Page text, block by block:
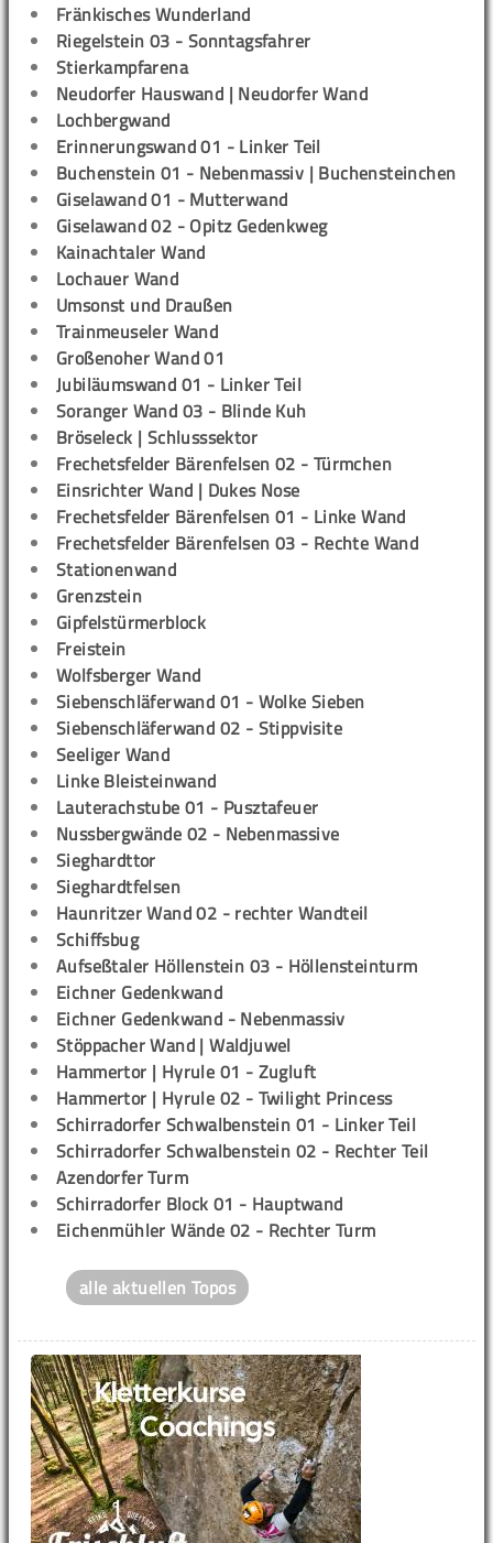
Fränkisches Wunderland
Riegelstein 03 - Sonntagsfahrer
Stierkampfarena
Neudorfer Hauswand | Neudorfer Wand
Lochbergwand
Erinnerungswand 01 - Linker Teil
Buchenstein 01 - Nebenmassiv | Buchensteinchen
Giselawand 01 - Mutterwand
Giselawand 02 - Opitz Gedenkweg
Kainachtaler Wand
Lochauer Wand
Umsonst und Draußen
Trainmeuseler Wand
Großenoher Wand 01
Jubiläumswand 01 - Linker Teil
Soranger Wand 03 - Blinde Kuh
Bröseleck | Schlusssektor
Frechetsfelder Bärenfelsen 02 - Türmchen
Einsrichter Wand | Dukes Nose
Frechetsfelder Bärenfelsen 01 - Linke Wand
Frechetsfelder Bärenfelsen 03 - Rechte Wand
Stationenwand
Grenzstein
Gipfelstürmerblock
Freistein
Wolfsberger Wand
Siebenschläferwand 01 - Wolke Sieben
Siebenschläferwand 02 - Stippvisite
Seeliger Wand
Linke Bleisteinwand
Lauterachstube 01 - Pusztafeuer
Nussbergwände 02 - Nebenmassive
Sieghardttor
Sieghardtfelsen
Haunritzer Wand 02 - rechter Wandteil
Schiffsbug
Aufseßtaler Höllenstein 03 - Höllensteinturm
Eichner Gedenkwand
Eichner Gedenkwand - Nebenmassiv
Stöppacher Wand | Waldjuwel
Hammertor | Hyrule 01 - Zugluft
Hammertor | Hyrule 02 - Twilight Princess
Schirradorfer Schwalbenstein 01 - Linker Teil
Schirradorfer Schwalbenstein 02 - Rechter Teil
Azendorfer Turm
Schirradorfer Block 01 - Hauptwand
Eichenmühler Wände 02 - Rechter Turm
alle aktuellen Topos